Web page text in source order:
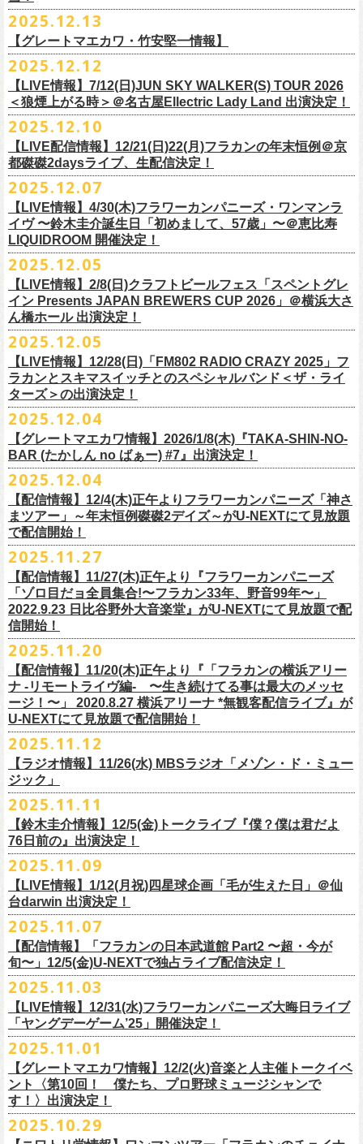
中森泰弘(G)
竹安堅一(G)
グレートマエカワ(B)
クハラカズユキ(Dr)
チケット料金：前売¥5,500(税込/ドリンク代別途要/整理番号付)
チケット発売日：2/11(水・祝)
問い合わせ：十三GABU
◎フラカン＆ヨコロコ合同企画「俺たちのザ・ベストテン2026」東京編
【昭和の歌番組を代表する『ザ・ベストテン』のトリビュートLIVE。
数々の昭和歌謡のカヴァーだけの一夜】
日時：5/19(火)開場18:30／開演19:00
会場：東京・荻窪TOP BEAT CLUB
出演：
真城めぐみ(Vo)
うつみようこ(Vo)
鈴木圭介(Vo)
ミスター小西(Vo)
奥野真哉(Key)
中森泰弘(G)
竹安堅一(G)
グレートマエカワ(B)
クハラカズユキ(Dr)
チケット料金：前売¥5,500(税込/ドリンク代別途要/整理番号付)
チケット発売日：2/11(水・祝)
問い合わせ：TOP BEAT CLUB
一般チケット発売日：3月8日(日)
◎「フォークの爆発2026 〜座って演奏するスタイルです〜」
7/4(土)岡山・倉敷新渓園敬倹堂 16:30/17:00 問：キャンディープロモ
ーション岡山
7/5(日)兵庫・神戸クラブ月世界 15:30/16:00 問：清水音泉
7/11(土)岐阜・郡上八幡Club Layla 16:30/17:00 問：クラブレイラ
8/1(土)福岡・門司BRICK HALL 16:30/17:00 問：ブリックホール
8/2(日)福岡・門司BRICK HALL 15:30/16:00 問：ブリックホール
チケット料金：5,500円（税込/整理番号付/ドリンク代別）
※7/4＠倉敷はドリンク代なし、7/19＠東京は全席指定
※高校生以下は当日¥2,000キャッシュバック（
当日年齢を証明できるも
の（学生証、保険証など）のご提示が必要となります）
一般チケット発売日：3月28日(土)
フラカンのweb shop「ニワトリ堂」、そして1/31(土)札幌公演よりフラカ
ンのライブ会場にて販売がスタート！
完全生産限定盤のため売り切れ次第販売終了。どうぞお早めに！
商品詳細：
LIVE Blu-ray+CD『フラカンの日本武道館 Part2 ～超・今が旬～』
内容：Blu-ray+2CD+LIVE PHOTO BOOK(72p） *三方背BOX仕様
価格：¥11,000(税込)
発売日：2026年1月30日
販売場所：フラワーカンパニーズweb shop「ニワトリ堂」
（https://flowercompanyzinc.stores.jp/）、フラワーカンパニーズ ライブ
会場
※完全生産限定盤のため、生産分完売次第販売終了
視聴料：U-NEXT月額会員視聴無料配信URL：https:
//t.unext.jp/r/flowercompanyz
＊以下過去ライブ作品も配信中
◎「フラカンの横浜アリーナ -リモートライヴ編- 〜生き続けてる事は最
大のメッセージ！〜」 2020.8.27 横浜アリーナ *無観客配信ライブ
◎「ゾロ目だョ全員集合!〜フラカン33年、野音99年〜」2022.9.23 日比
谷野外大音楽堂
◎ フラワーカンパニーズ「神さまツアー」～年末恒例磔磔2デイズ～ 1
日目 2023.12.13 京都磔磔
◎ フラワーカンパニーズ「神さまツアー」～年末恒例磔磔2デイズ～ 2
日目 2023.12.14 京都磔磔
■U-NEXT問い合わせ：https://help.
4月4日(土) ,5日(日)に開催される「WALK INN FES! 2026 IN 桜島」にフ
ラワーカンパニーズの出演が決定！
◎「WALK INN FES! 2026 IN 桜島」
日付：4月4日(土) ,5日(日) ※日割り発表は後日となります
会場：南栄リース桜島広場(桜島多目的広場野外ステージ)
出演：
ーゲストアーティスト
HEY-SMITH / RHYMESTER / バックドロップシンデレラ / KALMA / 打首
獄門同好会 / 友部正人 / bacho / THE BOYS&GIRLS
/ SOIL&”PIMP”SESSIONS / フラワーカンパニーズ / SIX LOUNGE / THE
FOREVER YOUNG / ENTH / Hump Back / The Birthday (クハラカズユ
キ, ヒライハルキ, フジイケンジ)
ー鹿児島アーティスト
人性補欠 / Tonto / その日暮らし / 花想い / Noisy Laf / 椿井紗代 / Wiθ /
Poly lism / DJ Msize /ともそだちBAND / +オーディショングランプリ
ーー
■チケット先行発売
・イープラス 12/29 12:00~
・WALK INN STUDIO！099-296-9888
・CAPARVOプレガイド 099-227-0337
その他詳細：オフィシャルホームページ
http://ongaku-heiya.com/walkinnfes/
オフィシャルSNS
・X：@WalkInnFes
・Instagram：walkinnfes
3月26日(木)＠KT ZEPP YOKOHAMAで開催される「PON pre WALK
THIS WAY〜12年目でも終わらない青春の歌〜」にフラワーカンパニーズ
の出演が決定しました！
本日よりチケット最速先行受付も開始！
お見逃しなく〜
◎「PON pre WALK THIS WAY〜12年目でも終わらない青春の歌〜」
日時：2026年3月26日(木) 開場17:30 / 開演18:30
会場：KT ZEPP YOKOHAMA
出演：Hump Back/四星球/フラワーカンパニーズ … and more!!
チケット料金：¥5,0OO(1F立ち見)¥6,0OO 1Drink別(2F指定席)
※1Drink別
※入場制限:4歳以上チケット必要
※チケット整理番号付き
＊チケット最速先行受付：2026年12月22日(月)20:00〜
https://eplus.jp/pon-walkthisway/
2026年4月18日(土)岩手県二戸市九戸城跡で開催される、結成10周年を迎
えるSaToMansion主催のイベント【南部事変 2026】にフラワーカンパニ
ーズの出演が決定しました！
◎SaToMansion 10th anniversary festival【南部事変 2026】
会場：岩手県二戸市九戸城跡https://www.city.ninohe.lg.jp/info/335
その他詳細：SaToMansion 公式サイト：https://satomansion.com/
「フラカンと行くザ50回転ズの故郷巡りツアー！」と題し、ザ50回転ズ
のメンバーの故郷、堺、出雲、徳島を２バンドで巡ります！
一般チケット発売は1月31日。
どうぞお見逃しなく！
◎「フラカンと行くザ50回転ズの故郷巡りツアー！」
日時：2026年4月9日(木) 18:30 OPEN / 19:00 START
会場：大阪・堺ファンダンゴ
出演：フラワーカンパニーズ、ザ50回転ズ
チケット料金：前売り 5,000円(ドリンク代別途)
※整理番号あり
※小学生以上有料、未就学児童入場不可
チケット発売：2026年1月31日(土)午前10時～
イープラス https://eplus.jp/sf/detail/
日時：2026年4月11日(土) 16:30 OPEN / 17:00 START
会場：島根・出雲アポロ
出演：フラワーカンパニーズ、ザ50回転ズ
チケット料金：前売り 5,000円(ドリンク代別途)
※整理番号あり
※小学生以上有料、未就学児童入場不可
チケット発売：2026年1月31日(土)午前10時～
・イープラス https://eplus.jp/sf/
・出雲アポロ店頭
日時：2026年4月12日(日) 15:30 OPEN / 16:00 START
会場：徳島GRINDHOUSE
出演：フラワーカンパニーズ、ザ50回転ズ
チケット料金：前売り 5,000円(ドリンク代別途)
※整理番号あり
※小学生以上有料、未就学児童入場不可
チケット発売：2026年1月31日(土)午前10時～
イープラスhttps://eplus.jp/sf/detail/4450640001-P0030001
フラワーカンパニーズが不定期で行なっている２マンライブ企画「シリ
ーズ・人間の爆発」、SCOOBIE Dを迎え、2026年5月に奈良と岐阜での
開催が決定！
2025年もお互いに充実のライブを展開してきた両者によるガチンコ対バ
ン、熱すぎるステージになること必至！
一般チケット発売は3月8日。
どうぞお見逃しなく！
◎フラワーカンパニーズpresents『シリーズ・
日時：5月30日(土) 開場 16:30 / 開演 17:00
会場：奈良NEVER LAND
出演：フラワーカンパニーズ/SCOOBIE DO
チケット料金：前売り¥5.200(税込/D別/整理番号付)
一般チケット発売日：2026年3月8日(日)
問い合わせ：奈良NEVER LAND
日時：5月31日(日) 開場 15:30 / 開演 16:00
会場：岐阜柳ヶ瀬ANTS
出演フラワーカンパニーズ/SCOOBIE DO
チケット料金：前売り¥5.200(税込/D別/整理番号付)
一般チケット発売日：2026年3月8日(日)
問い合わせ：柳ヶ瀬アンツ
竹原ピストルさん（バンド編成）との対バンライブが決定！
◎竹原ピストル“ 竹原ピストルとフラワーカンパニーズのツーマンライブ”
日時：2026年2月18日（水）OPEN 18:15/START 19:00
会場：渋谷duo MUSIC EXCHANGE
出演： 竹原ピストル、フラワーカンパニーズ
竹原ピストルBand Member：
G・外園一馬
B・佐藤慎之介
Dr・伊藤哲平
Key・斎藤渉
チケット料金：スタンディング¥6,600（整理番号付き、税込、ドリンク
別）
一般発売日：未定
問合せ：SOGO TOKYO ☏03-3405-9999 (月-土 12:00～13:00 / 16:00～
19:00 ※日曜・祝日を除く)
2026年2月 「初恋の嵐 西山達郎生誕祭～初恋の嵐 カモンアゲイン!2026
～」開催ゲストボーカルとして、
鈴木圭介に出演が決定！
◎「初恋の嵐 西山達郎生誕祭～初恋の嵐 カモンアゲイン!2026～」
日時：2026年2月11日（祝）17:00開場 / 17:30開演
会場：東京新代田FEVER
出演：初恋の嵐
【ゲストミュージシャン】
guitar : 木暮晋也（Hicksville）/玉川裕高 key : 高野勲
【ゲストボーカル】
鈴木圭介（フラワーカンパニーズ）
安部コウセイ（HINTO,スパルタローカルズ）
岩崎慧（セカイイチ）
チケット料金：6500円+D代
チケット発売日：12/20（土） 正午（12時）
チケット受付url：https://t.livepocket.jp/e/cimv1
TOYOTA「RAV4」の新CMソングの歌唱を鈴木圭介が担当
2025年12月17日発売とともに新作CMが公開され
ナレーションも担当しております。
ぜひチェックしてください！
TOYOTA RAV4「LOVE FOREVER」篇
＊TOYOTA「RAV4」オフィシャルサイト：https://toyota.jp/rav4/
2025.12.13
【グレートマエカワ・竹安堅一情報】
『Maximum Top Beat!!』
3rd Anniversary of Top Beat Club
うつみようこ＆Yokoloco Band “ワンマン！”
【公演日】2026/2/5 (木)
【会場】荻窪 TOP BEAT CLUB
【開場/開演】19:00 / 19:30
【出演】うつみようこ＆Yokoloco Band
【前売】5,000円 (+1D）
【当日】5,500円 (+1D）
【発売場所】イープラス／Peatix
【一般発売日】12/13 10:00〜
【イープラス URL】
【Peatix URL】
https://peatix.com/event/4740570
【入場順】1.イープラス 2.Peatix
【問】TOP BEAT CLUB 03-6913-5433 info@topbeatclub.com
2025.12.12
【LIVE情報】7/12(日)JUN SKY WALKER(S) TOUR 2026
＜狼煙上がる時＞＠名古屋Ellectric Lady Land 出演決定！
JUN SKY WALKER(S) TOUR 2026 “READH TO GO”の対バンシリーズ＜
狼煙上がる時＞7/12(日)名古屋公演にフラワーカンパニーズの出演が決定
しました！
◎JUN SKY WALKER(S) TOUR 2026 ”READH TO GO”＜狼煙上がる時＞
日時：2026年7月12日(日) 開場16:45/開演17:30
会場：名古屋Ellectric Lady Land
出演：JUN SKY WALKER(S) 、フラワーカンパニーズ
チケット料金：6,600円（税込）＋ドリンクオーダー ※未就学児入場不可
一般チケット発売日：2026年1月24日(土)
問い合わせ：E.L.L. 052-201-5004
2025.12.10
【LIVE配信情報】12/21(日)22(月)フラカンの年末恒例＠京
都磔磔2daysライブ、生配信決定！
12/21(日)、22(火)に開催するフラワーカンパニーズ ワンマンツアー「フ
ラカンのチョイナチョイナ’25/’26」の京都公演であり、年末恒例
イズの生配信が決定！
毎年恒例、ほぼ被りなしの京都磔磔2days、お得になる2days通し視聴チ
ケットの販売もあり！
アーカイブ視聴も両日12/30(火)23:59まで可能です（チケットのご購入は
同日19:00まで）。
視聴チケット発売スタート！
どうぞ、お楽しみに！
◎フラワーカンパニーズ ワンマンツアー「フラカンのチョイナチョイ
ナ’25/’26」
12月21日(日) 開場15:30/開演16:00 〜竹安56〜 ＊会場チケット完売
12月22日(月) 開場18:30/開演19:00 フラカンのロックンロール大会 ＊
会場チケット(5,200円) 残り僅か
＊生配信詳細
＜アーカイブ視聴期間：〜2025/12/30(火)23:59まで（※2日間共通 ）＞
視聴チケット料金：
1days視聴券 2,800円(税込)
2days視聴券 5,000円(税込)
視聴チケット販売期間：12/08（月）21:00〜12/30(火) 19:00
視聴チケット販売URL：
2025.12.07
【LIVE情報】4/30(木)フラワーカンパニーズ・ワンマンラ
イヴ 〜鈴木圭介誕生日「初めまして、57歳」〜＠恵比寿
LIQUIDROOM 開催決定！
鈴木圭介57歳の誕生日に恵比寿LIQUIDROOMNにてワンマンライブ開催
決定！
◎フラワーカンパニーズ・ワンマンライヴ
〜鈴木圭介誕生日「初めまして、57歳」〜
日時：2026年4月30日(木) 開場18:15／開園19:00
会場：恵比寿LIQUIDROOM
チケット料金：前売り¥5,700(税込/整理番号付/ドリンク代別途要) *記念バ
ッヂ付
一般チケット発売日：2026年3月15日(日)10:00
ネクストロード 03-5114-7444（平日14:00〜18:00）
2025.12.05
【LIVE情報】2/8(日)クラフトビールフェス「スペントグレ
イン Presents JAPAN BREWERS CUP 2026」＠横浜大さ
ん橋ホール 出演決定！
2026年2月6日(金)～8日(日)に横浜大さん橋ホールで開催する日本最大の
クラフトビールフェス
CUP 2026】にフラワーカンパニーズの出演が決定！
フラカンの出演は2/8(日)のみとなります。
どうぞお楽しみに！
■スペントグレイン Presents JAPAN BREWERS CUP 2026
開催日時：2026年2月6日（金）～8日（日） ＊フラワーカンパニーズの
出演は2/8(日)
開催地：横浜大さん橋ホール（〒231-0002 神奈川県横浜市中区海岸通1-
1-4）
開催時間及び入場料：
2月6日（金）16:00～22:00, 前売り900円 当日1,200円
2月7日（土）11:00～21:00, 前売り1,200円 当日1,500円
2月8日（日）11:00～19:00, 前売り1,100円 当日1,400円
チケット：https://eplus.jp/sf/detail/4430060001-P0030001
出店ビール会社：
渥美半島醸造
ISEKADO
West Coast Brewing
OGA BREWING
オラホビール
Kakegawa Farm Brewing
KANKIKU BREWERY
京都醸造
CRAFT BANK
CRAFTBEER BASE
CRAFTROCK BREWING
GORA BREWERY
Godspeed Brewery（The Slop Shop）
しまなみブルワリー
Shimoda Brewing Company
2025.12.05
【LIVE情報】12/28(日)「FM802 RADIO CRAZY 2025」フ
ラカンとスキマスイッチとのスペシャルバンド＜ザ・ライ
ターズ＞の出演決定！
年末恒例FM802主催のロック大忘年会「FM802 ROCK FESTIVAL RADIO
CRAZY 2025」の「LIVE HOUSE Antenna -BEYOND ZERO Garage-」に
フラワーカンパニーズとスキマスイッチによるスペシャルバンド＜ザ・
ライターズ＞が登場！
3日目12/28(日)、”年忘れ‼ レディクレSP 第3夜『レディクレ初参！フラ
カンとスキマのスペシャルバンド＜ザ・ライターズ＞ ！』”と題し、スペ
シャルなステージをお届けします！
どうぞお楽しみに〜
◎「FM802 ROCK FESTIVAL RADIO CRAZY 2025」
LIVE HOUSE Antenna -BEYOND ZERO Garage-
12月28日(日)16:35〜 -
年忘れ‼ レディクレSP 第3夜
『レディクレ初参！フラカンとスキマのスペシャルバンド＜ザ・
ライタ
ーズ＞ ！』
出演：ザ・ライターズ（フラワーカンパニーズ＋スキマスイッチ）
イベントオフィシャルサイト：
2025.12.04
【グレートマエカワ情報】2026/1/8(木)『TAKA-SHIN-NO-
BAR (たかしん no ばぁー) #7』出演決定！
MR.PAN (THE NEATBEATS) と奥野真哉 (SOUL FLOWER UNION)がホス
トを務める大人気BAR、『TAKA-SHIN-NO-BAR (たかしん no ばぁー)』
が次回は新春1月にオープン！お客様(ゲスト)を迎えてたっぷりと根掘り
葉掘り、口外無用の大爆笑トークをお届けする名トークイベント！
(ゲストを迎えての想い出ソング・セッション・コーナーもあり！？)
こちらのイベントにグレートマエカワが出演致します。
『TAKA-SHIN-NO-BAR (たかしん no ばぁー) #7』
新春初笑い！今年も(は)良い年 2026！
【日程】2026/1/8 (木)
【会場】荻窪 TOP BEAT CLUB
【開場／開演】19:00／19:30
【前売】￥4000 (+2D)
【当日】￥4500 (+2D)
【ホスト】MANABE “MR.PAN” TAKA SHI (THE NEATBEATS)／OKUNO
SHIN YA (SOUL FLOWER UNION)
【お客様】増子直純 (怒髪天)／グレートマエカワ (フラワーカンパニーズ)
【チケット発売】イープラス
【イープラスURL】
【チケット発売日】12/6 10:00〜
＊椅子席となります
2025.12.04
【配信情報】12/4(木)正午よりフラワーカンパニーズ「神さ
まツアー」～年末恒例磔磔2デイズ～がU-NEXTにて見放題
で配信開始！
「フラカンの日本武道館 Part2 〜超・今が旬〜」の映像作品が
12/5(金)19:00よりU-NEXTにて配信されることを記念して、過去のライブ
映像４作品が同じくU-NEXTで配信決定！
先日配信された「フラカンの横浜アリーナ -リモートライヴ編- 〜生き続
けてる事は最大のメッセージ！〜」 2020.8.27 横浜アリーナ *無観客配信
ライブ、『フラワーカンパニーズ「ゾロ目だョ全員集合!〜フラカン33
年、野音99年〜」2022.9.23 日比谷野外大音楽堂』に続く第3弾、第4弾と
して、
年末恒例となった京都磔磔での2デイズライブ、2023年に開催されたフラ
2025.11.27
【配信情報】11/27(木)正午より『フラワーカンパニーズ
「ゾロ目だョ全員集合!〜フラカン33年、野音99年〜」
2022.9.23 日比谷野外大音楽堂』がU-NEXTにて見放題で配
信開始！
「フラカンの日本武道館 Part2 〜超・今が旬〜」の映像作品が
12/5(金)19:00よりU-NEXTにて配信されることを記念して、過去のライブ
映像４作品が同じくU-NEXTで配信決定！
先日配信された「フラカンの横浜アリーナ -リモートライヴ編- 〜生き続
けてる事は最大のメッセージ！〜」 2020.8.27 横浜アリーナ *無観客配信
ライブに続く第2弾として、
本日11月27日(木)正午より『フラワーカンパニーズ「ゾロ目だョ全員集
合!〜フラカン33年、野音99年〜」2022.9.23 日比谷野外大音楽堂』の配
信が開始しました！
U-NEXT月額会員の方は、追加料金なくお楽しみいただけます。
翌週以降も過去のライブ映像を順次配信予定です。
様々な会場でのフラカンのライブをぜひお楽しみください！
＊11/27(木)正午配信開始
2025.11.20
【配信情報】11/20(木)正午より『「フラカンの横浜アリー
ナ -リモートライヴ編- 〜生き続けてる事は最大のメッセ
ージ！〜」 2020.8.27 横浜アリーナ *無観客配信ライブ』が
U-NEXTにて見放題で配信開始！
「フラカンの日本武道館 Part2 〜超・今が旬〜」の映像作品が
12/5(金)19:00よりU-NEXTにて配信されることを記念して、
映像４作品が同じくU-NEXTで配信決定！
第1弾として、本日11月20日(木)正午より『「フラカンの横浜アリーナ -リ
モートライヴ編- 〜生き続けてる事は最大のメッセージ！〜」
2020.8.27 横浜アリーナ *無観客配信ライブ』の配信が開始しました！
U-NEXT月額会員の方は、追加料金なくお楽しみいただけます。
翌週以降も過去のライブ映像を順次配信予定です。
様々な会場でのフラカンのライブをぜひお楽しみください！
2025.11.12
【ラジオ情報】11/26(水) MBSラジオ「メゾン・ド・ミュー
ジック」
■11月26日(水)深夜25:30〜 MBSラジオ「メゾン・ド・ミュージック」
＊鈴木圭介、グレートマエカワが11月の４週目パーソナリティを担当
https://www.mbs1179.com/mm/
2025.11.11
【鈴木圭介情報】12/5(金)トークライブ『僕？僕は君だよ
76日前の』出演決定！
2025.11.09
【LIVE情報】1/12(月祝)四星球企画「毛が生えた日」＠仙
台darwin 出演決定！
2025.11.07
【配信情報】「フラカンの日本武道館 Part2 〜超・今が
旬〜」12/5(金)U-NEXTで独占ライブ配信決定！
2025.11.03
【LIVE情報】12/31(水)フラワーカンパニーズ大晦日ライブ
「ヤングデーゲーム’25」開催決定！
2025.11.01
【グレートマエカワ情報】12/2(火)音楽と人主催トークイベ
ント〈第10回！ 僕たち、プロ野球ミュージシャンで
す！〉出演決定！
【公演詳細】
2025.10.29